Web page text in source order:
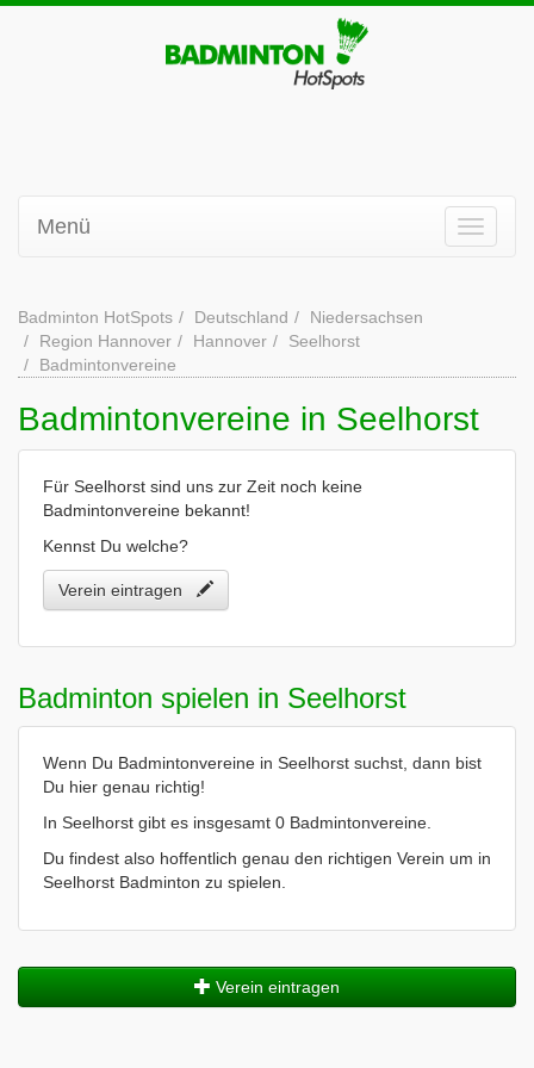
Menü
Badminton HotSpots Deutschland
Niedersachsen
Region Hannover
Hannover
Seelhorst
Badmintonvereine
Badmintonvereine in Seelhorst
Für Seelhorst sind uns zur Zeit noch keine
Badmintonvereine bekannt!
Kennst Du welche?
Verein eintragen
Badminton spielen in Seelhorst
Wenn Du Badmintonvereine in Seelhorst suchst, dann bist
Du hier genau richtig!
In Seelhorst gibt es insgesamt 0 Badmintonvereine.
Du findest also hoffentlich genau den richtigen Verein um in
Seelhorst Badminton zu spielen.
Verein eintragen